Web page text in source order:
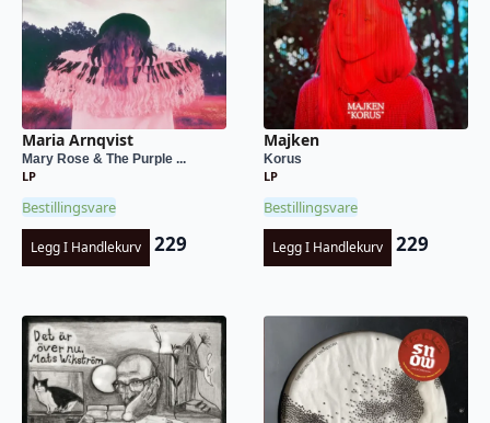
Maria Arnqvist
Mary Rose & The Purple ...
LP
Bestillingsvare
Legg I Handlekurv 229
Majken
Korus
LP
Bestillingsvare
Legg I Handlekurv 229